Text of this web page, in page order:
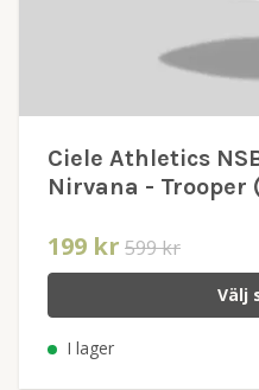
Ciele Athletics
Nirvana - Trooper
199 kr 599 kr
Välj
I lager